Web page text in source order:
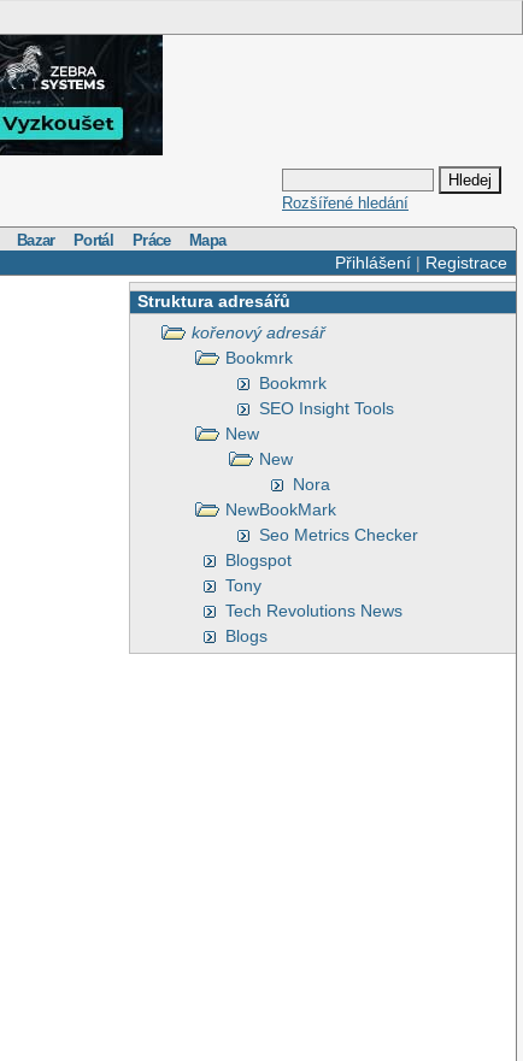
Rozšířené hledání
Bazar Portál Práce Mapa
Přihlášení| Registrace
Struktura adresářů
kořenový adresář
Bookmrk
Bookmrk
SEO Insight Tools
New
New
Nora
NewBookMark
Seo Metrics Checker
Blogspot
Tony
Tech Revolutions News
Blogs